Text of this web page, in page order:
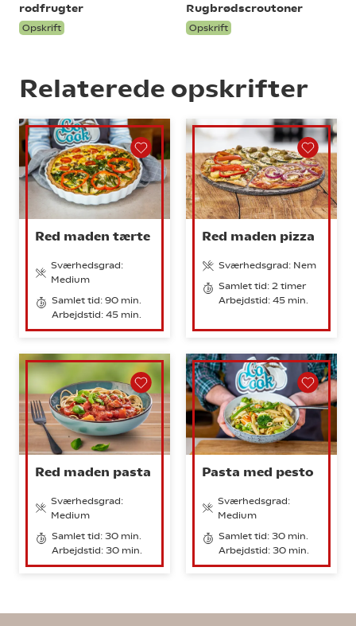
rodfrugter
Opskrift
Rugbrødscroutoner
Opskrift
Relaterede opskrifter
Red maden tærte
Sværhedsgrad:
Medium
Samlet tid: 90 min.
Arbejdstid: 45 min.
Red maden pizza
Sværhedsgrad: Nem
Samlet tid: 2 timer
Arbejdstid: 45 min.
Red maden pasta
Sværhedsgrad:
Medium
Samlet tid: 30 min.
Arbejdstid: 30 min.
Pasta med pesto
Sværhedsgrad:
Medium
Samlet tid: 30 min.
Arbejdstid: 30 min.